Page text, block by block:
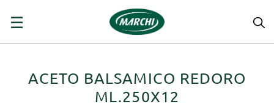
navigazione
☰
ACETO BALSAMICO REDORO
ML.250X12